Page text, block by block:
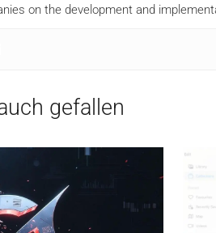
on the development and
gefallen